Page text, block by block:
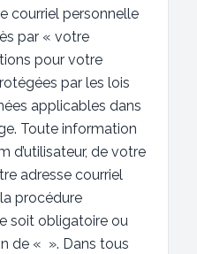
courriel personnelle
par « votre
pour votre
par les lois
applicables dans
Toute information
d’utilisateur, de votre
adresse courriel
procédure
soit obligatoire ou
de « ». Dans tous